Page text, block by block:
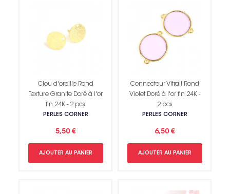
Clou d'oreille Rond
Texture Granite Doré à l'or
fin 24K - 2 pcs
PERLES CORNER
5,50 €
AJOUTER AU PANIER
Connecteur Vitrail Rond
Violet Doré à l'or fin 24K -
2 pcs
PERLES CORNER
6,50 €
AJOUTER AU PANIER